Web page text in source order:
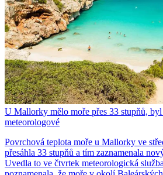
U Mallorky mělo moře přes 33 stupňů,
meteorologové
Povrchová teplota moře u Mallorky ve
přesáhla 33 stupňů a tím zaznamenala
Uvedla to ve čtvrtek meteorologická